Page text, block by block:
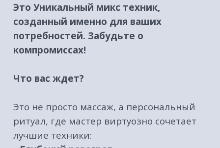
•Энергетический подъемот техник
лимфодренажа.
Мастер подберет идеальный коктейль
из методик именно для вас: чтобы снять
напряжение после офиса, успокоить
упругость и сияние.
массаж?
Решает несколько задач сразу:
Глубокое расслабление + оздоровление +